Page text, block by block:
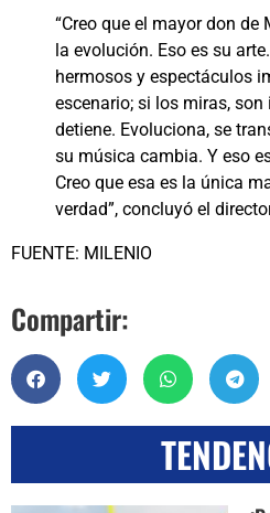
“Creo que el mayor don de
la evolución. Eso es su
hermosos y espectáculos
escenario; si los miras,
detiene. Evoluciona, se
su música cambia. Y eso
Creo que esa es la única
verdad”, concluyó el
FUENTE: MILENIO
Compartir: